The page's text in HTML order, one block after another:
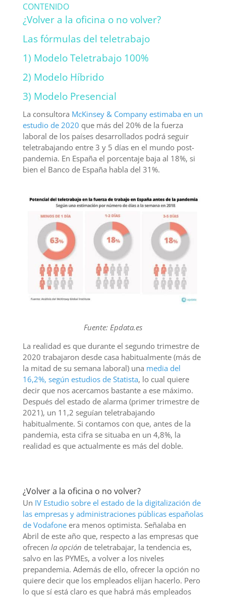
CONTENIDO
¿Volver a la oficina o no volver?
Las fórmulas del teletrabajo
1) Modelo Teletrabajo 100%
2) Modelo Híbrido
3) Modelo Presencial
La consultora McKinsey & Company estimaba en un
estudio de 2020 que más del 20% de la fuerza
laboral de los países desarrollados podrá seguir
teletrabajando entre 3 y 5 días en el mundo post-
pandemia. En España el porcentaje baja al 18%, si
bien el Banco de España habla del 31%.
Fuente: Epdata.es
La realidad es que durante el segundo trimestre de
2020 trabajaron desde casa habitualmente (más de
la mitad de su semana laboral) una media del
16,2%, según estudios de Statista, lo cual quiere
decir que nos acercamos bastante a ese máximo.
Después del estado de alarma (primer trimestre de
2021), un 11,2 seguían teletrabajando
habitualmente. Si contamos con que, antes de la
pandemia, esta cifra se situaba en un 4,8%, la
realidad es que actualmente es más del doble.
¿Volver a la oficina o no volver?
Un IV Estudio sobre el estado de la digitalización de
las empresas y administraciones públicas españolas
de Vodafoneera menos optimista. Señalaba en
Abril de este año que, respecto a las empresas que
ofrecen la opción de teletrabajar, la tendencia es,
salvo en las PYMEs, a volver a los niveles
prepandemia. Además de ello, ofrecer la opción no
quiere decir que los empleados elijan hacerlo. Pero
lo que sí está claro es que habrá más empleados